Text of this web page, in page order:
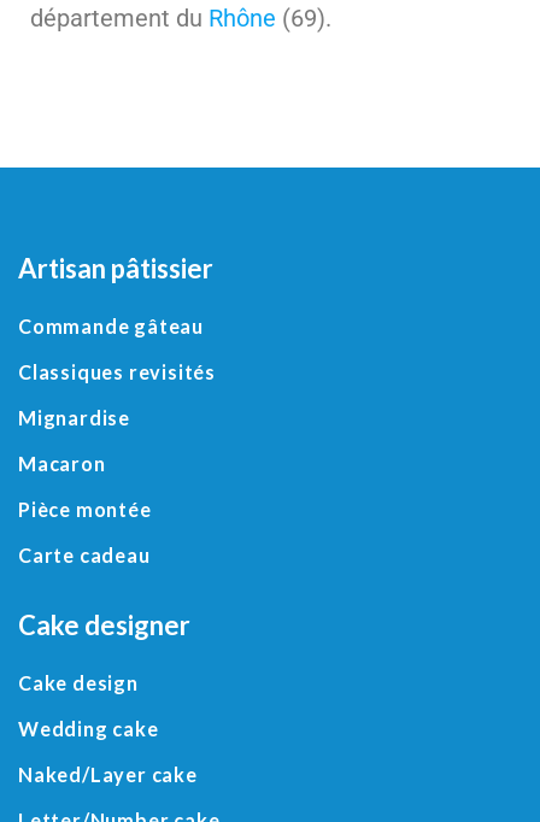
département du Rhône (69).
Artisan pâtissier
Commande gâteau
Classiques revisités
Mignardise
Macaron
Pièce montée
Carte cadeau
Cake designer
Cake design
Wedding cake
Naked/Layer cake